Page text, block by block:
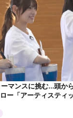
マンスに挑む…頭か
ー「アーティスティ